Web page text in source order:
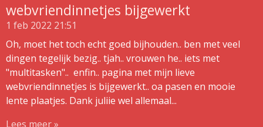
webvriendinnetjes bijgewerkt
1 feb 2022 21:51
Oh, moet het toch echt goed bijhouden.. ben met veel
dingen tegelijk bezig.. tjah.. vrouwen he.. iets met
"multitasken".. enfin.. pagina met mijn lieve
webvriendinnetjes is bijgewerkt.. oa pasen en mooie
lente plaatjes. Dank juliie wel allemaal...
Lees meer »